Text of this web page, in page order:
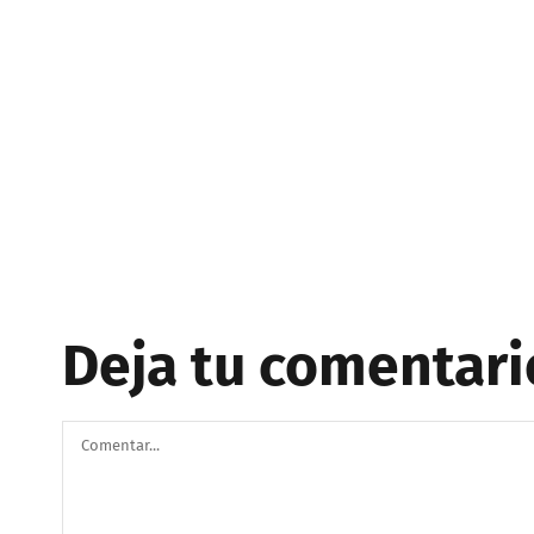
Deja tu
Comentar